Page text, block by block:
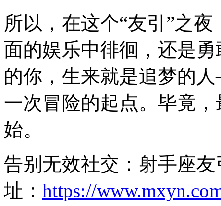
所以，在这个“友引”之
面的娱乐中徘徊，还是
的你，生来就是追梦的
一次冒险的起点。毕竟
始。
告别无效社交：射手座
址： https://